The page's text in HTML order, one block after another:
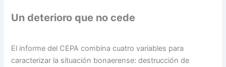
Un deterioro que no cede
El informe del CEPA combina cuatro variables para
caracterizar la situación bonaerense: destrucción de